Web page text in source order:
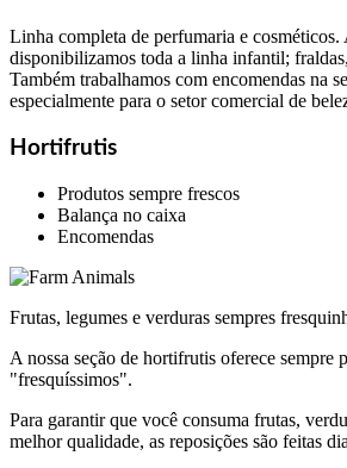
Linha completa de perfumaria e
disponibilizamos toda a linha infantil;
Também trabalhamos com encomendas na
especialmente para o setor comercial de
Hortifrutis
Produtos sempre frescos
Balança no caixa
Encomendas
Frutas, legumes e verduras sempres
A nossa seção de hortifrutis oferece sempre
"fresquíssimos".
Para garantir que você consuma frutas,
melhor qualidade, as reposições são feitas